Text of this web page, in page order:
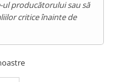
producătorului sau să
critice înainte de